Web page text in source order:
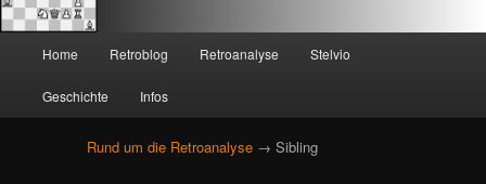
Zum
primären
Inhalt
Zum
sekundären
Inhalt
Home Retroblog Retroanalyse Stelvio
Geschichte Infos
Rund um die Retroanalyse → Sibling